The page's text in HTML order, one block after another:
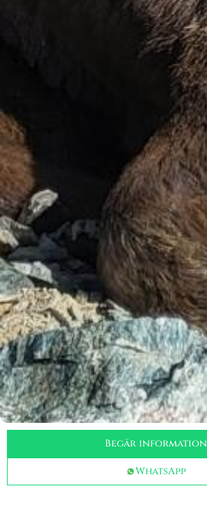
Begär information
WhatsApp